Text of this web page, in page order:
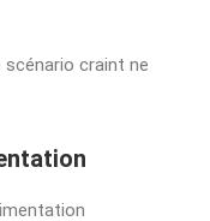
scénario craint ne